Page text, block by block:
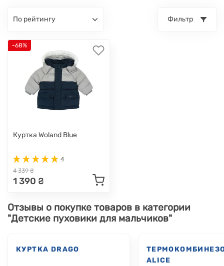
по рейтингу Фильтр
-68%
Куртка Woland Blue
4
4 339 ₴
1 390 ₴
Отзывы о покупке товаров в категории
"Детские пуховики для мальчиков"
КУРТКА DRAGO
ALICE